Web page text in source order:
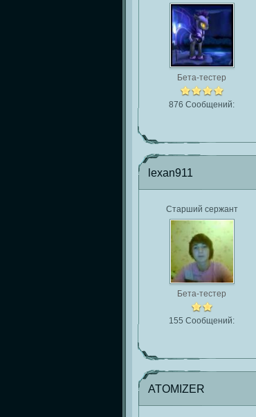
Бета-тестер
876 Сообщений:
lexan911
Старший сержант
Бета-тестер
155 Сообщений:
ATOMIZER